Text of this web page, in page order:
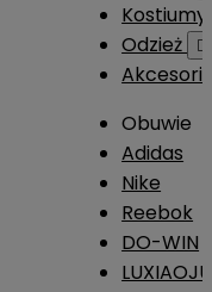
Kostiumy
Odzież

Obuwie
Adidas
Nike
Reebok
DO-WIN